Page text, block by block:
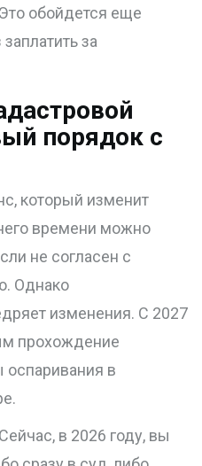
обойдется еще
за
порядок с
который изменит
времени можно
не согласен с
Однако
изменения. С 2027
прохождение
в
в 2026 году, вы